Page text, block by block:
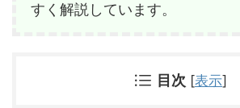
すく解説しています。
目次 [表示]